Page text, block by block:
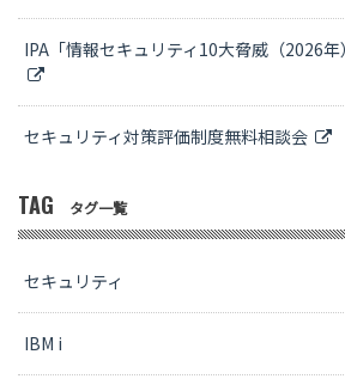
IPA「情報セキュリティ10大脅威（2026
セキュリティ対策評価制度無料相談会
TAG タグ一覧
セキュリティ
IBM i